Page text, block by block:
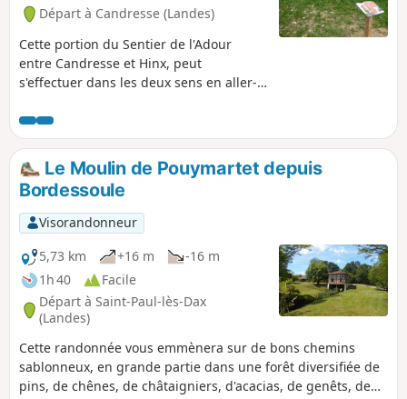
Départ à Candresse (Landes)
Cette portion du Sentier de l'Adour
entre Candresse et Hinx, peut
s'effectuer dans les deux sens en aller-
est nécessaire de s'organiser à deux
véhicules.
Le Moulin de Pouymartet depuis
Bordessoule
Visorandonneur
5,73 km
+16 m
-16 m
1h 40
Facile
Départ à Saint-Paul-lès-Dax
(Landes)
Cette randonnée vous emmènera sur de bons chemins
sablonneux, en grande partie dans une forêt diversifiée de
pins, de chênes, de châtaigniers, d'acacias, de genêts, de